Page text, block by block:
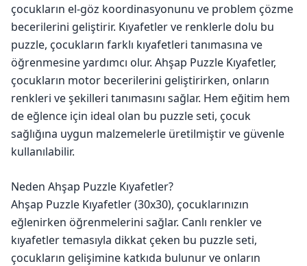
çocukların el-göz koordinasyonunu ve problem çözme
becerilerini geliştirir. Kıyafetler ve renklerle dolu bu
puzzle, çocukların farklı kıyafetleri tanımasına ve
öğrenmesine yardımcı olur. Ahşap Puzzle Kıyafetler,
çocukların motor becerilerini geliştirirken, onların
renkleri ve şekilleri tanımasını sağlar. Hem eğitim hem
de eğlence için ideal olan bu puzzle seti, çocuk
sağlığına uygun malzemelerle üretilmiştir ve güvenle
kullanılabilir.
Neden Ahşap Puzzle Kıyafetler?
Ahşap Puzzle Kıyafetler (30x30), çocuklarınızın
eğlenirken öğrenmelerini sağlar. Canlı renkler ve
kıyafetler temasıyla dikkat çeken bu puzzle seti,
çocukların gelişimine katkıda bulunur ve onların